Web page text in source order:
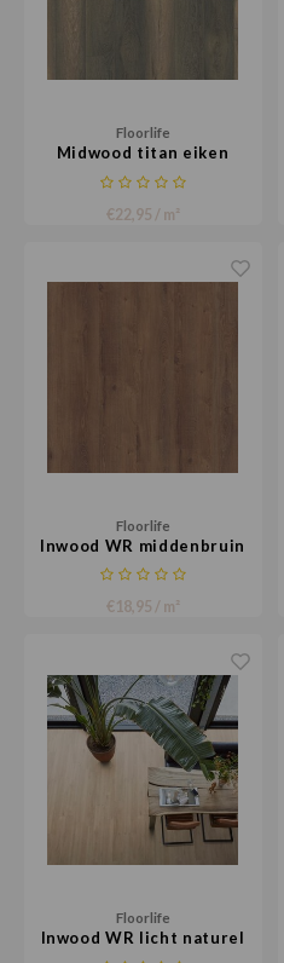
Floorlife
Midwood titan eiken
€22,95 / m²
Floorlife
Inwood WR middenbruin
eiken
€18,95 / m²
Floorlife
Inwood WR licht naturel